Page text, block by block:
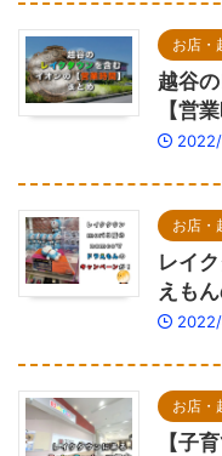
お店・
越谷
【営
お店・
レイ
えも
お店・
【子